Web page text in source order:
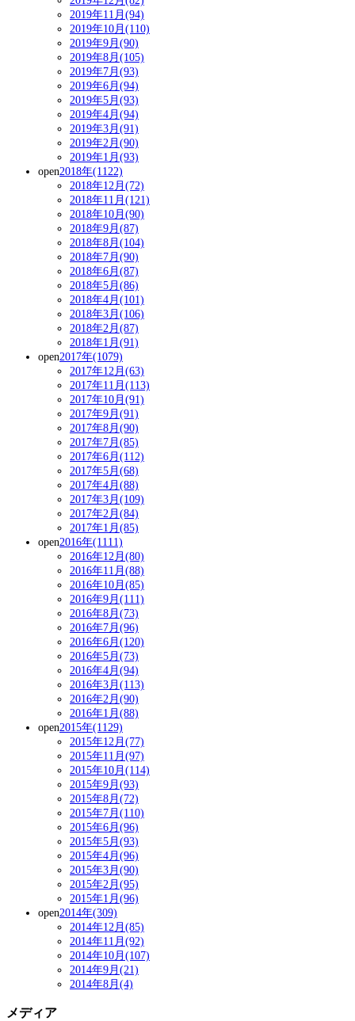
2019年11月(94)
2019年10月(110)
2019年9月(90)
2019年8月(105)
2019年7月(93)
2019年6月(94)
2019年5月(93)
2019年4月(94)
2019年3月(91)
2019年2月(90)
2019年1月(93)
open2018年(1122)
2018年12月(72)
2018年11月(121)
2018年10月(90)
2018年9月(87)
2018年8月(104)
2018年7月(90)
2018年6月(87)
2018年5月(86)
2018年4月(101)
2018年3月(106)
2018年2月(87)
2018年1月(91)
open2017年(1079)
2017年12月(63)
2017年11月(113)
2017年10月(91)
2017年9月(91)
2017年8月(90)
2017年7月(85)
2017年6月(112)
2017年5月(68)
2017年4月(88)
2017年3月(109)
2017年2月(84)
2017年1月(85)
open2016年(1111)
2016年12月(80)
2016年11月(88)
2016年10月(85)
2016年9月(111)
2016年8月(73)
2016年7月(96)
2016年6月(120)
2016年5月(73)
2016年4月(94)
2016年3月(113)
2016年2月(90)
2016年1月(88)
open2015年(1129)
2015年12月(77)
2015年11月(97)
2015年10月(114)
2015年9月(93)
2015年8月(72)
2015年7月(110)
2015年6月(96)
2015年5月(93)
2015年4月(96)
2015年3月(90)
2015年2月(95)
2015年1月(96)
open2014年(309)
2014年12月(85)
2014年11月(92)
2014年10月(107)
2014年9月(21)
2014年8月(4)
メディア